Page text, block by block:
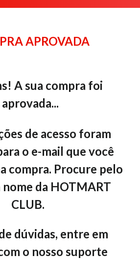
APROVADA
A sua compra foi
aprovada...
de acesso foram
o e-mail que você
compra. Procure pelo
da HOTMART
CLUB.
dúvidas, entre em
o nosso suporte